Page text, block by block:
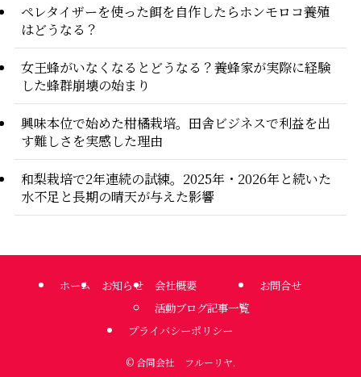
ペレタイザーを使った餌を自作したらホンモロコ養殖
はどうなる？
女王蜂がいなくなるとどうなる？養蜂家が実際に経験
した蜂群崩壊の始まり
興味本位で始めた柑橘栽培。田舎ビジネスで利益を出
す難しさを実感した理由
和梨栽培で2年連続の試練。2025年・2026年と続いた
水不足と長期の晴天が与えた影響
ホーム お知らせ
会社概要
活動ブログ記事一覧
お問合せ
プライバシーポリシー
©合同会社 フルーリヤ.